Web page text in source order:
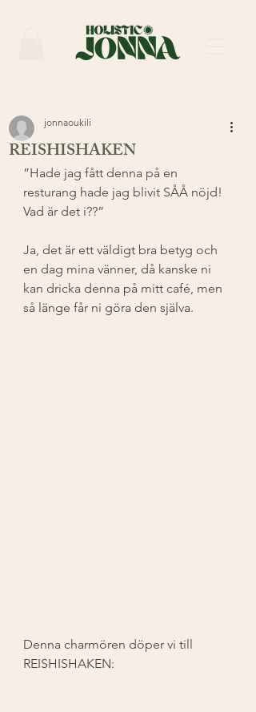
REISHISHAKEN
jonnaoukili
”Hade jag fått denna på en
resturang hade jag blivit SÅÅ nöjd!
Vad är det i??”
Ja, det är ett väldigt bra betyg och
en dag mina vänner, då kanske ni
kan dricka denna på mitt café, men
så länge får ni göra den själva.
Denna charmören döper vi till
REISHISHAKEN: